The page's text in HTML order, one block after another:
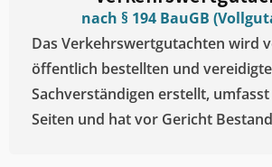
nach § 194 BauGB
Das Verkehrswertgutachten wird
öffentlich bestellten und
Sachverständigen erstellt, umfasst
Seiten und hat vor Gericht Bestand